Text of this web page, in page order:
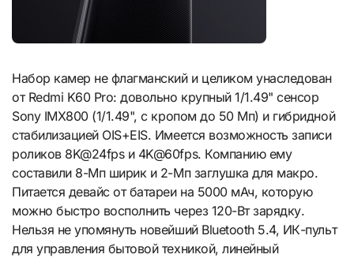
Набор камер не флагманский и целиком унаследован
от Redmi K60 Pro: довольно крупный 1/1.49" сенсор
Sony IMX800 (1/1.49", с кропом до 50 Мп) и гибридной
стабилизацией OIS+EIS. Имеется возможность записи
роликов 8K@24fps и 4K@60fps. Компанию ему
составили 8-Мп ширик и 2-Мп заглушка для макро.
Питается девайс от батареи на 5000 мАч, которую
можно быстро восполнить через 120-Вт зарядку.
Нельзя не упомянуть новейший Bluetooth 5.4, ИК-пульт
для управления бытовой техникой, линейный